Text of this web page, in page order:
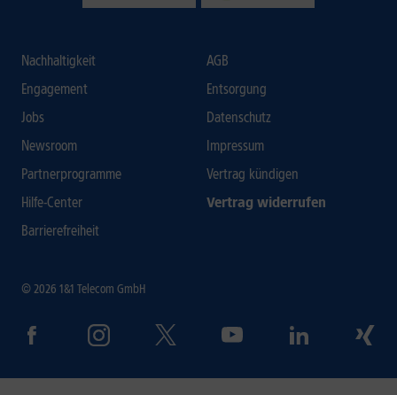
Nachhaltigkeit
Engagement
Jobs
Newsroom
Partnerprogramme
Hilfe-Center
Barrierefreiheit
AGB
Entsorgung
Datenschutz
Impressum
Vertrag kündigen
Vertrag widerrufen
© 2026 1&1 Telecom GmbH